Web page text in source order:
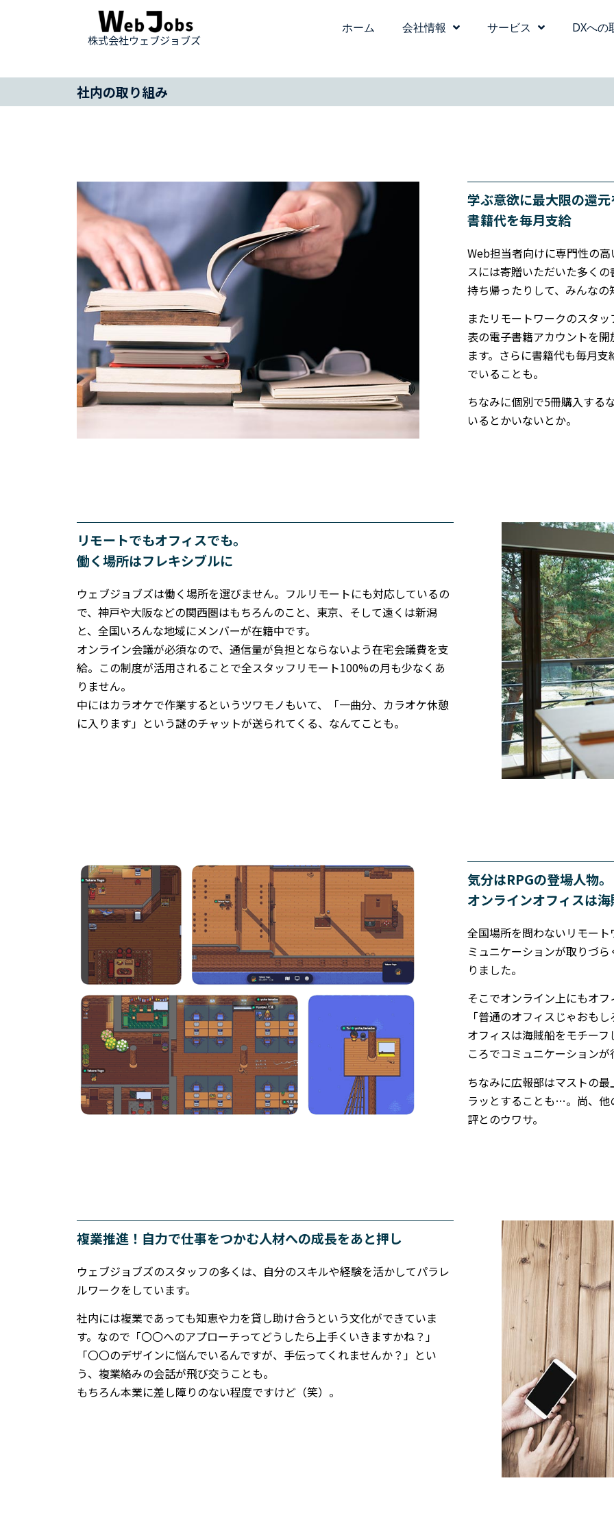
株式会社ウェブジョブズ
ホーム 会社情報 サービス DXへの
社内の取り組み
学ぶ意欲に最大限の還
書籍代を毎月支給
Web担当者向けに専門性の
スには寄贈いただいた多く
持ち帰ったりして、みんな
またリモートワークのスタ
表の電子書籍アカウントを
ます。さらに書籍代も毎月
でいることも。
ちなみに個別で5冊購入する
いるとかいないとか。
リモートでもオフィスでも。
働く場所はフレキシブルに
ウェブジョブズは働く場所を選びません。フルリモートにも対応しているの
で、神戸や大阪などの関西圏はもちろんのこと、東京、そして遠くは新潟
と、全国いろんな地域にメンバーが在籍中です。
オンライン会議が必須なので、通信量が負担とならないよう在宅会議費を支
給。この制度が活用されることで全スタッフリモート100%の月も少なくあ
りません。
中にはカラオケで作業するというツワモノもいて、「一曲分、カラオケ休憩
に入ります」という謎のチャットが送られてくる、なんてことも。
気分はRPGの登場人物。
オンラインオフィスは
全国場所を問わないリモー
ミュニケーションが取りづ
りました。
そこでオンライン上にもオ
「普通のオフィスじゃおも
オフィスは海賊船をモチー
ころでコミュニケーションが
ちなみに広報部はマストの
ラッとすることも…。尚、他
評とのウワサ。
複業推進！自力で仕事をつかむ人材への成長をあと押し
ウェブジョブズのスタッフの多くは、自分のスキルや経験を活かしてパラレ
ルワークをしています。
社内には複業であっても知恵や力を貸し助け合うという文化ができていま
す。なので「〇〇へのアプローチってどうしたら上手くいきますかね？」
「〇〇のデザインに悩んでいるんですが、手伝ってくれませんか？」とい
う、複業絡みの会話が飛び交うことも。
もちろん本業に差し障りのない程度ですけど（笑）。